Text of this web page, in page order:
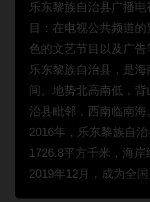
乐东黎族自治县广播
目：在电视公共频道
色的文艺节目以及广告
乐东黎族自治县，是海
间。地势北高南低，
治县毗邻，西南临南海
2016年，乐东黎族自
1726.8平方千米，海
2019年12月，成为全